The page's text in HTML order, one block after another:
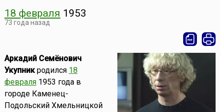
18 февраля 1953
73 года назад
Аркадий Семёнович
Укупникродился 18
февраля1953 года в
городе Каменец-
Подольский Хмельницкой